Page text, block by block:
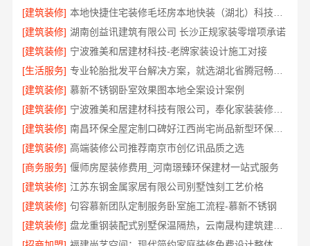
[建筑装修]
[建筑装修] 湖南创益讯建筑有限公司 长沙正规家装零增项承诺
[建筑装修] 宁波雅美和居建材科技-老牌家装设计施工对接
[生活服务]
专业轮胎批发平台解决方案，就选湖北省腾冠畅实业贸易有限公司
[建筑装修] 慕新不锈钢卧室效果图本地全案设计案例
[建筑装修]
宁波雅美和居建材科技有限公司，奉化家装装修线下门店地址
[建筑装修]
南昌环保全屋定制口碑好江西尚宅尚品新型环保材料有限公司
[建筑装修] 高端装修公司推荐南京市创亿讯品质之选
[商务服务] 偃师房屋装修费用_河南璟臻环保建材一站式服务
[建筑装修] 江苏东钢金属家居有限公司别墅蚀刻工艺价格
[建筑装修] 句容慕新团队定制服务卧室施工流程-慕新不锈钢
[建筑装修]
盘龙重钢装配式别墅保温隔热，云南晟构建筑建材有限公司